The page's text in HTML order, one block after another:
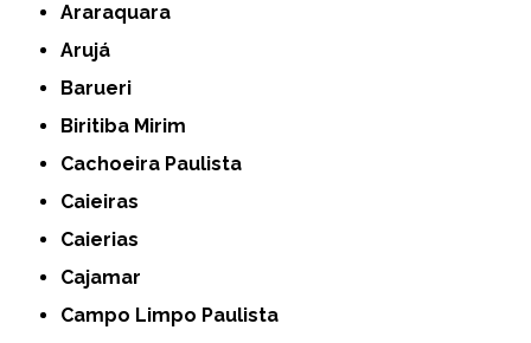
Araraquara
Arujá
Barueri
Biritiba Mirim
Cachoeira Paulista
Caieiras
Caierias
Cajamar
Campo Limpo Paulista